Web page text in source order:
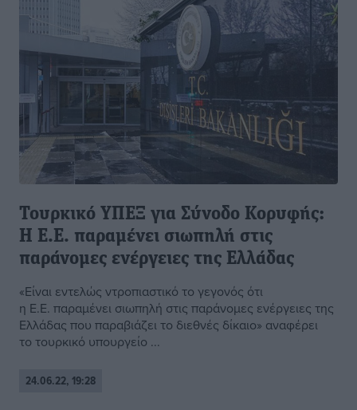
Τουρκικό ΥΠΕΞ για Σύνοδο Κορυφής:
Η Ε.Ε. παραμένει σιωπηλή στις
παράνομες ενέργειες της Ελλάδας
«Είναι εντελώς ντροπιαστικό το γεγονός ότι
η Ε.Ε. παραμένει σιωπηλή στις παράνομες ενέργειες της
Ελλάδας που παραβιάζει το διεθνές δίκαιο» αναφέρει
το τουρκικό υπουργείο ...
24.06.22, 19:28